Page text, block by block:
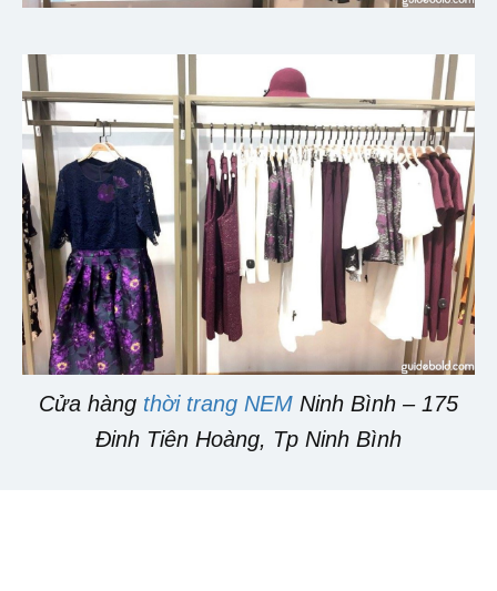
Cửa hàng thời trang NEM Ninh Bình – 175
Đinh Tiên Hoàng, Tp Ninh Bình